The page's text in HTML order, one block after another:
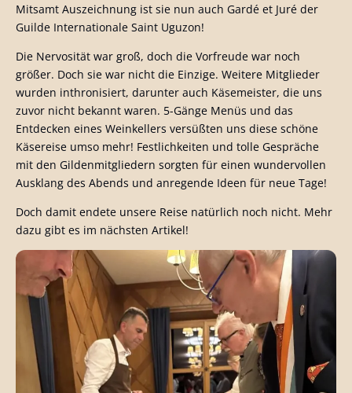
Mitsamt Auszeichnung ist sie nun auch Gardé et Juré der
Guilde Internationale Saint Uguzon!
Die Nervosität war groß, doch die Vorfreude war noch
größer. Doch sie war nicht die Einzige. Weitere Mitglieder
wurden inthronisiert, darunter auch Käsemeister, die uns
zuvor nicht bekannt waren. 5-Gänge Menüs und das
Entdecken eines Weinkellers versüßten uns diese schöne
Käsereise umso mehr! Festlichkeiten und tolle Gespräche
mit den Gildenmitgliedern sorgten für einen wundervollen
Ausklang des Abends und anregende Ideen für neue Tage!
Doch damit endete unsere Reise natürlich noch nicht. Mehr
dazu gibt es im nächsten Artikel!